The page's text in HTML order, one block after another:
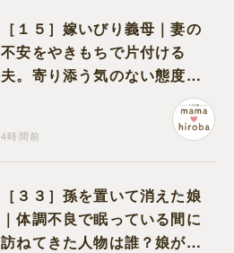
［１５］嫁いびり義母｜妻の
不安をやきもちで片付ける
夫。寄り添う気のない態度に
4時間前
［３３］孫を置いて消えた娘
｜体調不良で眠っている間に
訪ねてきた人物は誰？娘が戻